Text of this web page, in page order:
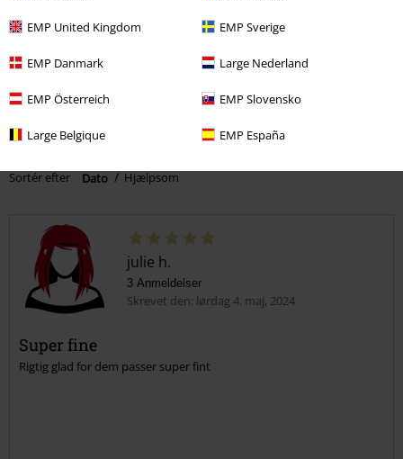
EMP United Kingdom EMP Sverige
EMP Danmark Large Nederland
EMP Österreich EMP Slovensko
Large Belgique EMP España
Fortæl os din mening om denne vare "Ramona lace".
Skriv anmeldelse
Sortér efter
Dato Hjælpsom
julie h.
3 Anmeldelser
Skrevet den: lørdag 4. maj, 2024
Super fine
Rigtig glad for dem passer super fint